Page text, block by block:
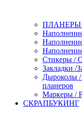
ПЛАНЕРЫ /
Стикеры /
Закладки /
Дыроколы
планеров
Маркеры /
СКРАПБУКИНГ